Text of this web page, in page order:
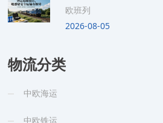
欧班列
2026-08-05
物流分类
中欧海运
中欧铁运